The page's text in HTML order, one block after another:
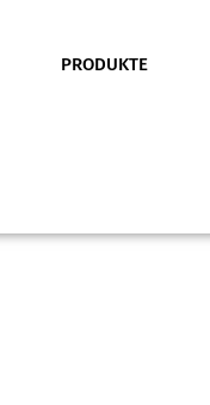
PRODUKTE